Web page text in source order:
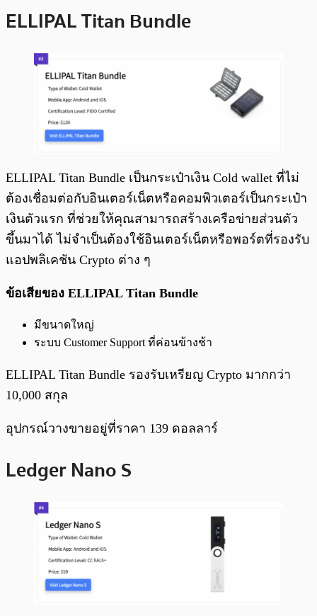
ELLIPAL Titan Bundle
ELLIPAL Titan Bundle เป็นกระเป๋าเงิน Cold wallet ที่ไม่
ต้องเชื่อมต่อกับอินเตอร์เน็ตหรือคอมพิวเตอร์เป็นกระเป๋า
เงินตัวแรก ที่ช่วยให้คุณสามารถสร้างเครือข่ายส่วนตัว
ขึ้นมาได้ ไม่จำเป็นต้องใช้อินเตอร์เน็ตหรือพอร์ตที่รองรับ
แอปพลิเคชัน Crypto ต่าง ๆ
ข้อเสียของ ELLIPAL Titan Bundle
มีขนาดใหญ่
ระบบ Customer Support ที่ค่อนข้างช้า
ELLIPAL Titan Bundle รองรับเหรียญ Crypto มากกว่า
10,000 สกุล
อุปกรณ์วางขายอยู่ที่ราคา 139 ดอลลาร์
Ledger Nano S